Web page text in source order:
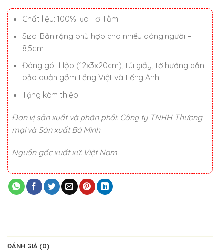
990.000 ₫.
Chất liệu: 100% lụa Tơ Tằm
Size: Bản rộng phù hợp cho nhiều dáng người –
8,5cm
Đóng gói: Hộp (12x3x20cm), túi giấy, tờ hướng dẫn
bảo quản gồm tiếng Việt và tiếng Anh
Tặng kèm thiệp
Đơn vị sản xuất và phân phối: Công ty TNHH Thương
mại và Sản xuất Bá Minh
Nguồn gốc xuất xứ: Việt Nam
ĐÁNH GIÁ (0)